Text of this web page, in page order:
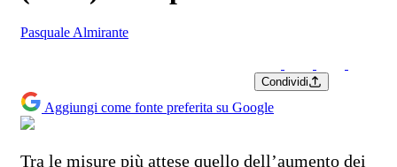
Pasquale Almirante
Condividi
Aggiungi come fonte preferita su Google
Tra le misure più attese quello dell’aumento dei